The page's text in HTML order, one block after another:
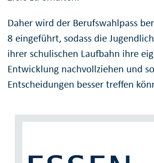
Daher wird der Berufswahlpass
8 eingeführt, sodass die
ihrer schulischen Laufbahn ihre
Entwicklung nachvollziehen und
Entscheidungen besser treffen